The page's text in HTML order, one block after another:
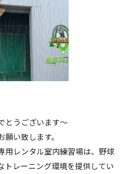
とうございます〜
い致します。
用レンタル室内練習場は、野球
トレーニング環境を提供してい